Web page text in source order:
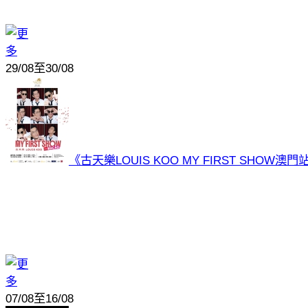
29/08至30/08
《古天樂LOUIS KOO MY FIRST SHOW澳門
07/08至16/08